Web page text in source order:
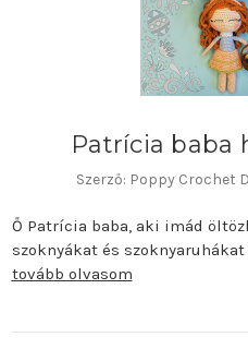
Patrícia baba
Szerző: Poppy Crochet
Ő Patrícia baba, aki imád
szoknyákat és
tovább olvasom